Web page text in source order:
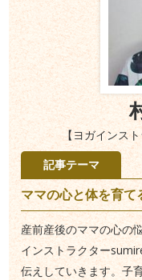
【ヨガインス
記事テーマ
ママの心と体を育て
産前産後のママの心の
インストラクター
伝えしていきます。子